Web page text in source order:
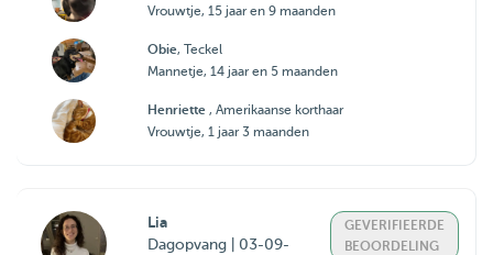
Vrouwtje, 15 jaar en 9 maanden
Obie, Teckel
Mannetje, 14 jaar en 5 maanden
Henriette, Amerikaanse korthaar
Vrouwtje, 1 jaar 3 maanden
Lia
Dagopvang | 03-09-
GEVERIFIEERDE
BEOORDELING